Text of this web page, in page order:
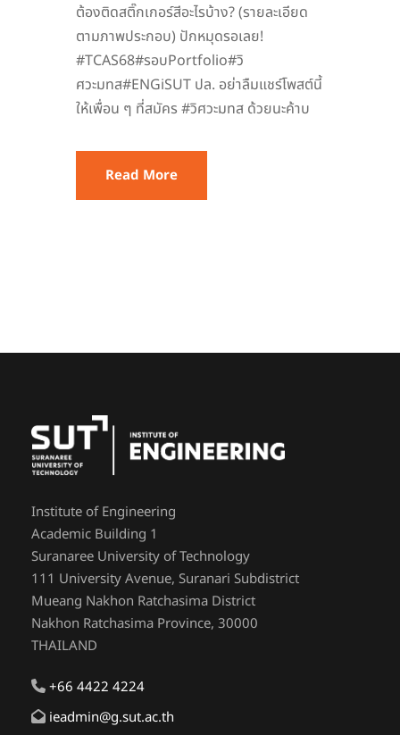
ต้องติดสติ๊กเกอร์สีอะไรบ้าง? (รายละเอียด
ตามภาพประกอบ) ปักหมุดรอเลย!
#TCAS68#รอบPortfolio#วิ
ศวะมทส#ENGiSUT ปล. อย่าลืมแชร์โพสต์นี้
ให้เพื่อน ๆ ที่สมัคร #วิศวะมทส ด้วยนะค้าบ
Read More
Institute of Engineering
Academic Building 1
Suranaree University of Technology
111 University Avenue, Suranari Subdistrict
Mueang Nakhon Ratchasima District
Nakhon Ratchasima Province, 30000
THAILAND
+66 4422 4224
ieadmin@g.sut.ac.th